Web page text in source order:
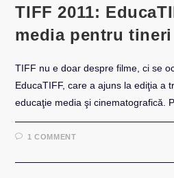
TIFF 2011:
media pentru
TIFF nu e doar despre filme, ci se
EducaTIFF, care a ajuns la ediţia a
educaţie media şi cinematografică.
1 COMMENT